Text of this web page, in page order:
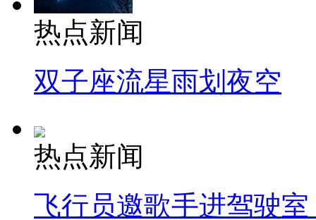
热点新闻
双子座流星雨划夜空
热点新闻
飞行员邀歌手进驾驶